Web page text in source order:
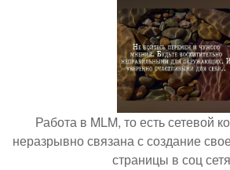
Работа в MLM, то есть сетевой
неразрывно связана с создание
страницы в соц